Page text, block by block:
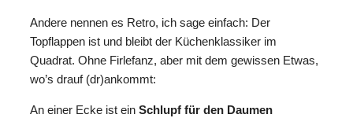
Andere nennen es Retro, ich sage einfach: Der
Topflappen ist und bleibt der Küchenklassiker im
Quadrat. Ohne Firlefanz, aber mit dem gewissen Etwas,
wo’s drauf (dr)ankommt:
An einer Ecke ist ein Schlupf für den Daumen